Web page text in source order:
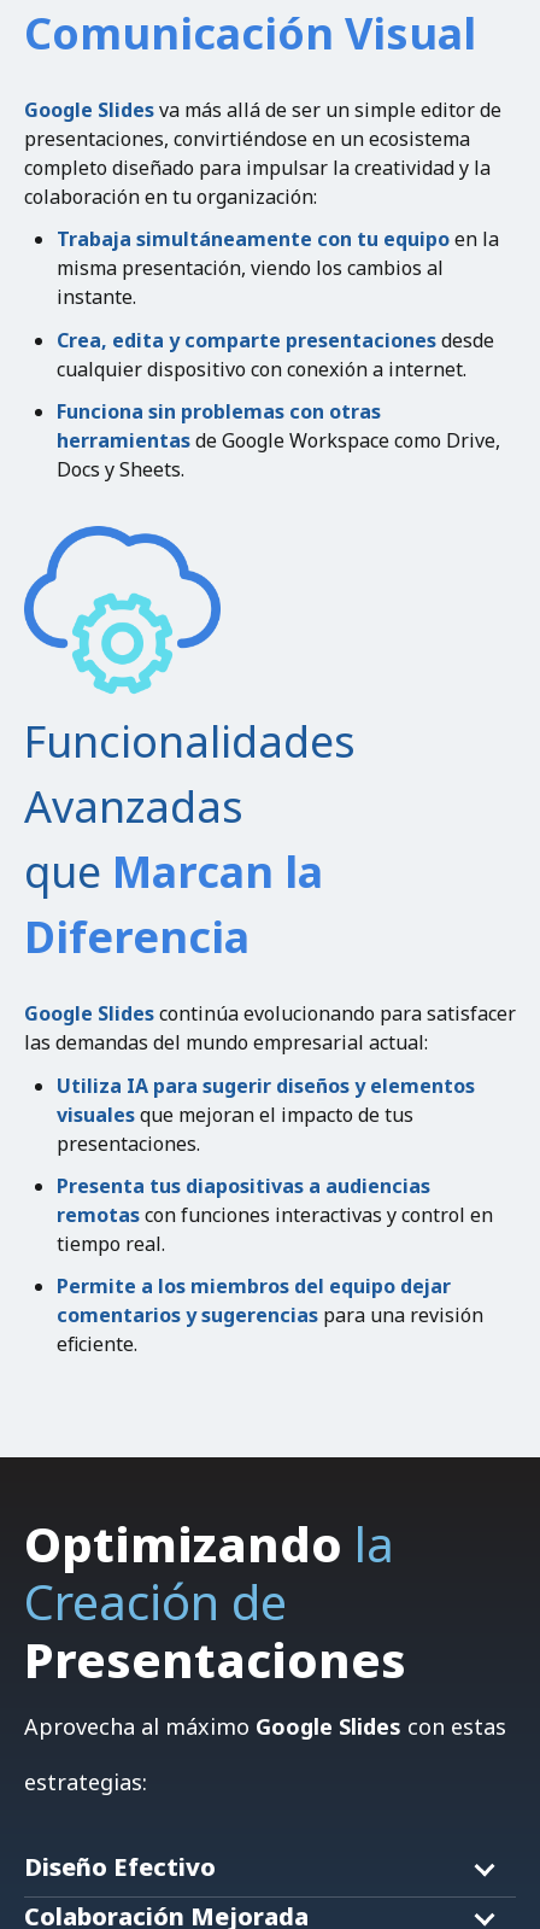
Comunicación Visual
Google Slidesva más allá de ser un simple editor de
presentaciones, convirtiéndose en un ecosistema
completo diseñado para impulsar la creatividad y la
colaboración en tu organización:
Trabaja simultáneamente con tu equipoen la
misma presentación, viendo los cambios al
instante.
Crea, edita y comparte presentacionesdesde
cualquier dispositivo con conexión a internet.
Funciona sin problemas con otras
herramientasde Google Workspace como Drive,
Docs y Sheets.
Funcionalidades
Avanzadas
que Marcan la
Diferencia
Google Slidescontinúa evolucionando para satisfacer
las demandas del mundo empresarial actual:
Utiliza IA para sugerir diseños y elementos
visualesque mejoran el impacto de tus
presentaciones.
Presenta tus diapositivas a audiencias
remotascon funciones interactivas y control en
tiempo real.
Permite a los miembros del equipo dejar
comentarios y sugerencias para una revisión
eficiente.
Optimizando la
Creación de
Presentaciones
Aprovecha al máximo Google Slides con estas
estrategias:
Diseño Efectivo
presentación.
b) Aprovecha las herramientas de alineación y
Colaboración Mejorada
sugerencias sin alterar el contenido principal.